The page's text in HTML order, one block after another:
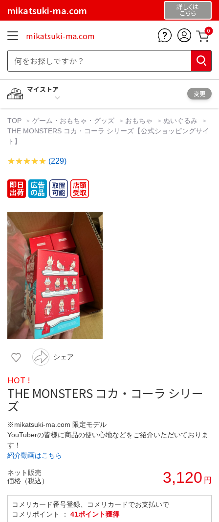
mikatsuki-ma.com 詳しくは
こちら
mikatsuki-ma.com 0
マイストア
変更
TOP ゲーム・おもちゃ・グッズ おもちゃ
ぬいぐるみ
THE MONSTERS コカ・コーラ シリーズ【公式ショッピングサイ
ト】
(229)
シェア
HOT !
THE MONSTERS コカ・コーラ シリー
ズ
※mikatsuki-ma.com 限定モデル
YouTuberの皆様に商品の使い心地などをご紹介いただいておりま
す！
紹介動画はこちら
ネット販売
価格（税込）
3,120 円
コメリカード番号登録、コメリカードでお支払いで
コメリポイント ： 41ポイント獲得